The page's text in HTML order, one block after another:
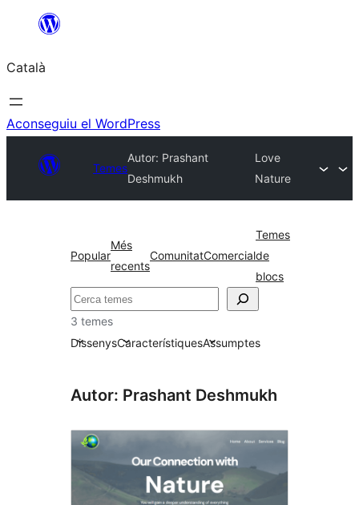
contingut
Català
Aconseguiu el WordPress
Temes
Autor: Prashant
Deshmukh
Love
Nature
Popular
Més
recents
ComunitatComercial
Temes
de
blocs
Cerca
3 temes
DissenysCaracterístiquesAssumptes
Autor: Prashant Deshmukh